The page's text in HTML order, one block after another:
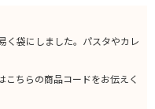
く袋にしました。パスタやカレ
ちらの商品コードをお伝えく